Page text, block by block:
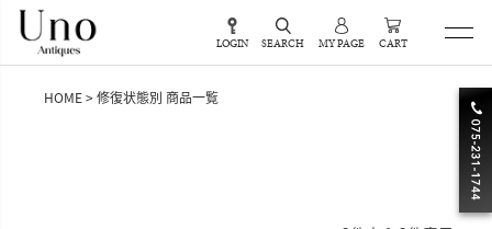
LOGIN SEARCH MY PAGE CART
HOME 修復状態別 商品一覧